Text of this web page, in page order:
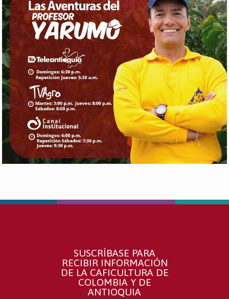
SUSCRÍBASE PARA
RECIBIR INFORMACIÓN
DE LA CAFICULTURA DE
COLOMBIA Y DE
ANTIOQUIA